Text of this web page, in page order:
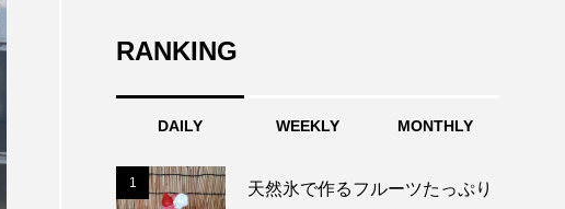
RANKING
DAILY WEEKLY MONTHLY
1
天然氷で作るフルーツたっぷり